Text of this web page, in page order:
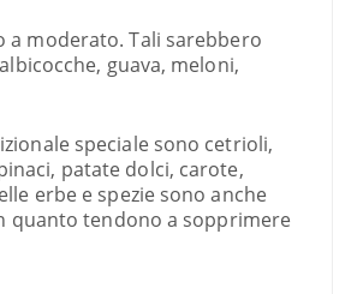
a moderato. Tali sarebbero
guava, meloni,
speciale sono cetrioli,
patate dolci, carote,
erbe e spezie sono anche
quanto tendono a sopprimere